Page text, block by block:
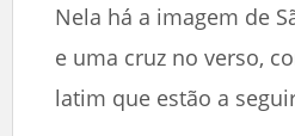
Nela há a imagem de
e uma cruz no verso,
latim que estão a